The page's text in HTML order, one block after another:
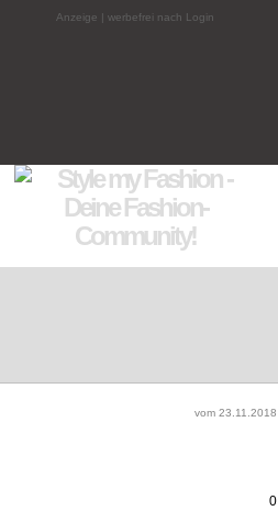
Anzeige | werbefrei nach Login
vom 23.11.2018
0